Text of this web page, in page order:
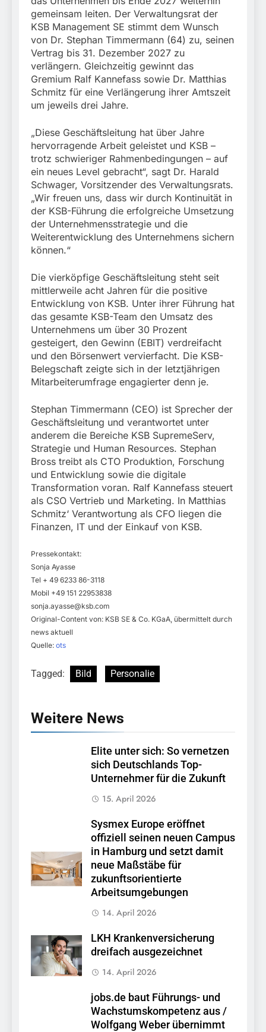
Beinahekollision an
Bahnübergang in Aubing
/ Bundespolizei ermittelt
wegen gefährlichen
Eingriffs in den
Bahnverkehr
5. August 2026
gemeinsam leiten. Der Verwaltungsrat der
KSB Management SE stimmt dem Wunsch
von Dr. Stephan Timmermann (64) zu, seinen
Vertrag bis 31. Dezember 2027 zu
verlängern. Gleichzeitig gewinnt das
Gremium Ralf Kannefass sowie Dr. Matthias
Schmitz für eine Verlängerung ihrer Amtszeit
um jeweils drei Jahre.
„Diese Geschäftsleitung hat über Jahre
hervorragende Arbeit geleistet und KSB –
trotz schwieriger Rahmenbedingungen – auf
ein neues Level gebracht“, sagt Dr. Harald
Schwager, Vorsitzender des Verwaltungsrats.
„Wir freuen uns, dass wir durch Kontinuität in
der KSB-Führung die erfolgreiche Umsetzung
der Unternehmensstrategie und die
Weiterentwicklung des Unternehmens sichern
können.“
Die vierköpfige Geschäftsleitung steht seit
mittlerweile acht Jahren für die positive
Entwicklung von KSB. Unter ihrer Führung hat
das gesamte KSB-Team den Umsatz des
Unternehmens um über 30 Prozent
gesteigert, den Gewinn (EBIT) verdreifacht
und den Börsenwert vervierfacht. Die KSB-
Belegschaft zeigte sich in der letztjährigen
Mitarbeiterumfrage engagierter denn je.
Stephan Timmermann (CEO) ist Sprecher der
Geschäftsleitung und verantwortet unter
anderem die Bereiche KSB SupremeServ,
Strategie und Human Resources. Stephan
Bross treibt als CTO Produktion, Forschung
und Entwicklung sowie die digitale
Transformation voran. Ralf Kannefass steuert
als CSO Vertrieb und Marketing. In Matthias
Schmitz‘ Verantwortung als CFO liegen die
Finanzen, IT und der Einkauf von KSB.
Pressekontakt:
Sonja Ayasse
Tel + 49 6233 86-3118
Mobil +49 151 22953838
sonja.ayasse@ksb.com
Original-Content von: KSB SE & Co. KGaA, übermittelt durch
news aktuell
Quelle: ots
Tagged: Bild Personalie
Weitere News
Elite unter sich: So vernetzen
sich Deutschlands Top-
Unternehmer für die Zukunft
15. April 2026
Sysmex Europe eröffnet
offiziell seinen neuen Campus
in Hamburg und setzt damit
neue Maßstäbe für
zukunftsorientierte
Arbeitsumgebungen
14. April 2026
LKH Krankenversicherung
dreifach ausgezeichnet
14. April 2026
jobs.de baut Führungs- und
Wachstumskompetenz aus /
Wolfgang Weber übernimmt